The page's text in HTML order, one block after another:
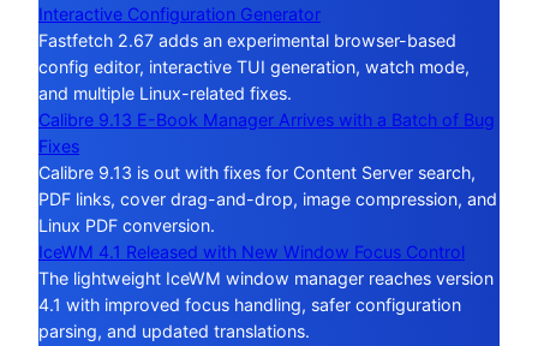
Interactive Configuration Generator
Fastfetch 2.67 adds an experimental browser-based
config editor, interactive TUI generation, watch mode,
and multiple Linux-related fixes.
Calibre 9.13 E-Book Manager Arrives with a Batch of Bug
Fixes
Calibre 9.13 is out with fixes for Content Server search,
PDF links, cover drag-and-drop, image compression, and
Linux PDF conversion.
IceWM 4.1 Released with New Window Focus Control
The lightweight IceWM window manager reaches version
4.1 with improved focus handling, safer configuration
parsing, and updated translations.